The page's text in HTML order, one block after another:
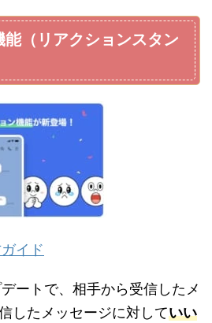
能（リアクションスタン
イド
ートで、相手から受信したメ
したメッセージに対していい